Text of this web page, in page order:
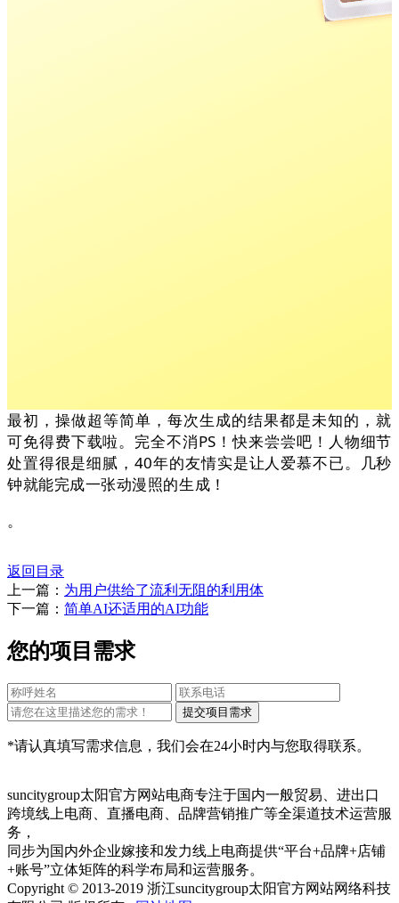
最初，操做超等简单，每次生成的结果都是未知的，就
可免得费下载啦。完全不消PS！快来尝尝吧！人物细节
处置得很是细腻，40年的友情实是让人爱慕不已。几秒
钟就能完成一张动漫照的生成！
。
返回目录
上一篇： 为用户供给了流利无阻的利用体
下一篇： 简单AI还适用的AI功能
您的项目需求
*请认真填写需求信息，我们会在24小时内与您取得联系。
suncitygroup太阳官方网站电商专注于国内一般贸易、进出口
跨境线上电商、直播电商、品牌营销推广等全渠道技术运营服
务，
同步为国内外企业嫁接和发力线上电商提供“平台+品牌+店铺
+账号”立体矩阵的科学布局和运营服务。
Copyright © 2013-2019 浙江suncitygroup太阳官方网站网络科技